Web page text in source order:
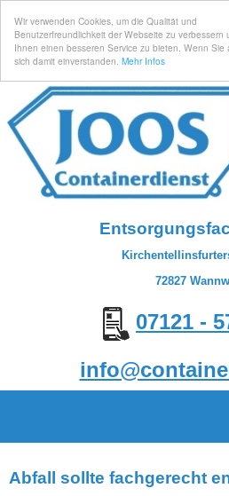
Wir verwenden Cookies, um die Qualität und
Benutzerfreundlichkeit der Webseite zu verbessern
Ihnen einen besseren Service zu bieten. Wenn Sie
sich damit einverstanden. Mehr Infos
72827
07121 -
Abfall sollte fachgerecht